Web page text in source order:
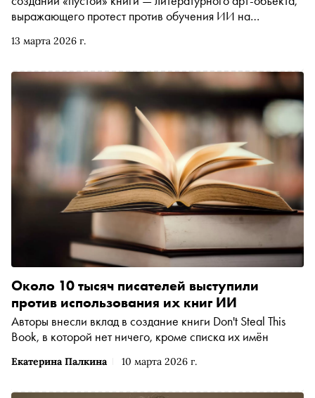
13 марта 2026 г.
выражающего протест против обучения ИИ на
книге нет текста — только имена писателей. Наш автор
других видах искусства, рассуждает о нюансах
авторского права и предсказывает, что ждёт литературу
в будущем
Екатерина Палкина 10 марта 2026 г.
Около 10 тысяч писателей выступили
против использования их книг ИИ
Авторы внесли вклад в создание книги Don't Steal This
Book, в которой нет ничего, кроме списка их имён